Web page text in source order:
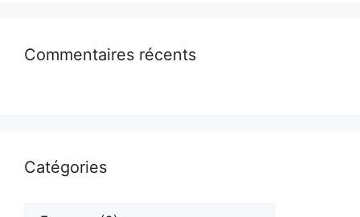
Commentaires récents
Catégories
Catégories